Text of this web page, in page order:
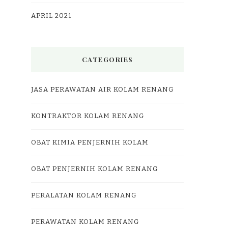
APRIL 2021
CATEGORIES
JASA PERAWATAN AIR KOLAM RENANG
KONTRAKTOR KOLAM RENANG
OBAT KIMIA PENJERNIH KOLAM
OBAT PENJERNIH KOLAM RENANG
PERALATAN KOLAM RENANG
PERAWATAN KOLAM RENANG